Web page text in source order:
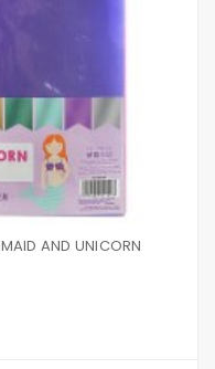
AND UNICORN